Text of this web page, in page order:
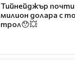
Тийнейджър почти
милион долара с
трол😯💥